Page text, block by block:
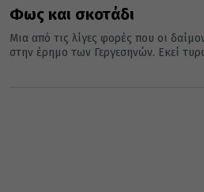
Φως και σκοτάδι
Μια από τις λίγες φορές που οι
στην έρημο των Γεργεσηνών. Εκεί